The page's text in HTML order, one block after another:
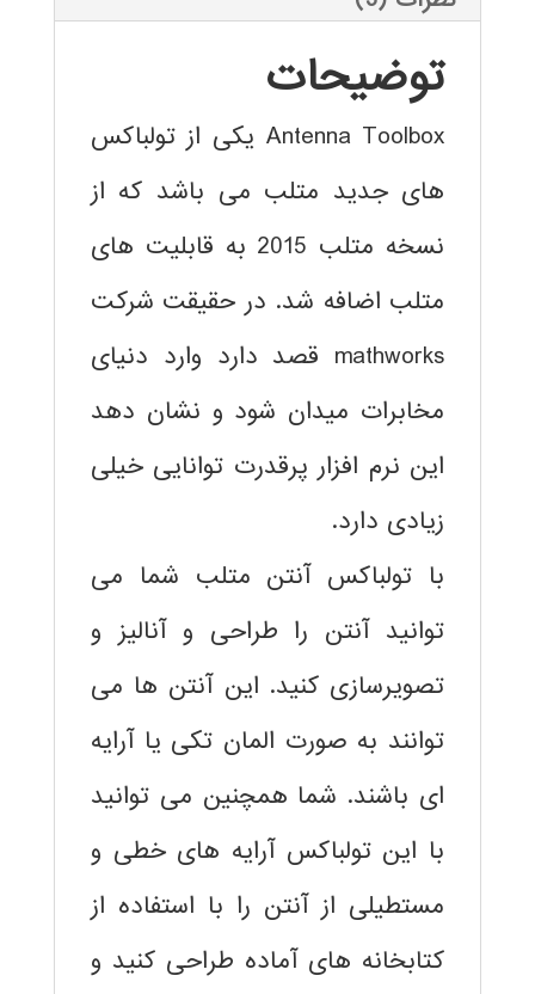
عدد
توضیحات
Antenna Toolbox یکی از تولباکس
های جدید متلب می باشد که از
نسخه متلب
2015 به قابلیت های
متلب اضافه شد. در حقیقت شرکت
mathworks قصد دارد وارد دنیای
مخابرات میدان شود و نشان دهد
این نرم افزار پرقدرت توانایی خیلی
زیادی دارد.
با تولباکس آنتن متلب شما می
توانید آنتن را طراحی و آنالیز و
تصویرسازی کنید. این آنتن ها می
توانند به صورت المان تکی یا آرایه
ای باشند. شما همچنین می توانید
با این تولباکس آرایه های خطی و
مستطیلی از آنتن را با استفاده از
کتابخانه های آماده طراحی کنید و